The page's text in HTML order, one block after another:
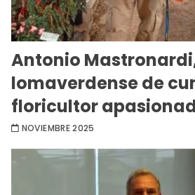
Antonio
lomaverdense de
floricultor
NOVIEMBRE 2025